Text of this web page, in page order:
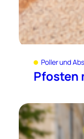
Poller und
Pfosten